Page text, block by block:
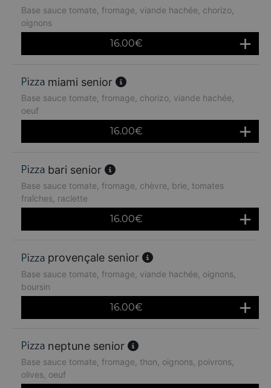
Base sauce tomate, fromage, viande hachée, chorizo,
oignons
16.00€
miami senior
Base sauce tomate, fromage, chorizo, viande hachée,
oeuf
16.00€
bari senior
Base sauce tomate, fromage, chèvre, brie, tomates
fraîches, raclette
16.00€
provençale senior
Base sauce tomate, fromage, viande hachée, oignons,
boursin
16.00€
neptune senior
Base sauce tomate, fromage, thon, oignons, poivrons,
olives, oeuf